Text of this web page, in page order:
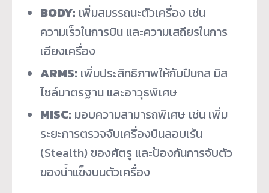
BODY: เพิ่มสมรรถนะตัวเครื่อง เช่น
ความเร็วในการบิน และความเสถียรในการ
เอียงเครื่อง
ARMS: เพิ่มประสิทธิภาพให้กับปืนกล มิส
ไซล์มาตรฐาน และอาวุธพิเศษ
MISC: มอบความสามารถพิเศษ เช่น เพิ่ม
ระยะการตรวจจับเครื่องบินลอบเร้น
(Stealth) ของศัตรู และป้องกันการจับตัว
ของน้ำแข็งบนตัวเครื่อง